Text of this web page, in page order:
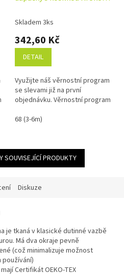
Skladem 3ks
342,60 Kč
DETAIL
Využijte náš věrnostní program
se slevami již na první
objednávku. Věrnostní program
68 (3-6m)
SOUVISEJÍCÍ PRODUKTY
Diskuze
je tkaná v klasické dutinné vazbě
Má dva okraje pevně
(což minimalizuje možnost
Certifikát OEKO-TEX